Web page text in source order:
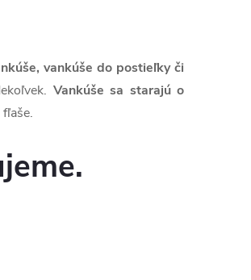
vankúše do postieľky či
Vankúše sa starajú o